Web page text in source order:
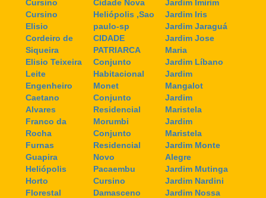
Cursino
Cursino
Elisio
Cordeiro de
Siqueira
Elisio Teixeira
Leite
Engenheiro
Caetano
Alvares
Franco da
Rocha
Furnas
Guapira
Heliópolis
Horto
Florestal
Cidade Nova
Heliópolis ,Sao
paulo-sp
CIDADE
PATRIARCA
Conjunto
Habitacional
Monet
Conjunto
Residencial
Morumbi
Conjunto
Residencial
Novo
Pacaembu
Cursino
Damasceno
Jardim Imirim
Jardim Iris
Jardim Jaraguá
Jardim Jose
Maria
Jardim Líbano
Jardim
Mangalot
Jardim
Maristela
Jardim
Maristela
Jardim Monte
Alegre
Jardim Mutinga
Jardim Nardini
Jardim Nossa